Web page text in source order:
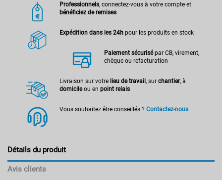
Professionnels, connectez-vous à votre compte et
bénéficiez de remises
Expédition dans les 24h pour les produits en stock
Paiement sécurisépar CB, virement,
chèque ou refacturation
Livraison sur votre lieu de travail, sur chantier, à
domicileou en point relais
Vous souhaitez être conseillés ? Contactez-nous
Détails du produit
Avis clients